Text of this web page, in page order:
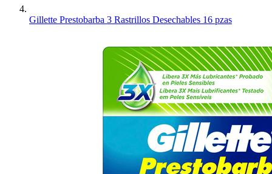
Gillette Prestobarba 3 Rastrillos Desechables 16 pzas